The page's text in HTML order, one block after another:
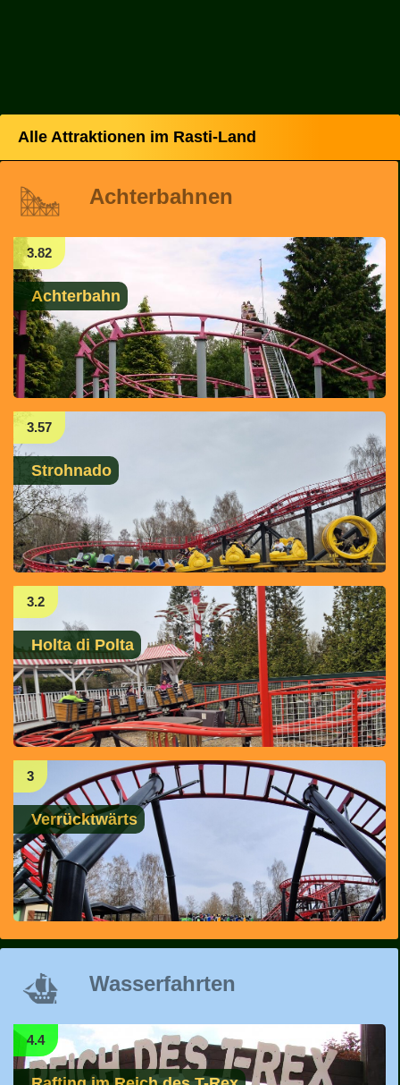
Alle Attraktionen im Rasti-Land
Achterbahnen
3.82
Achterbahn
3.57
Strohnado
3.2
Holta di Polta
3
Verrücktwärts
Wasserfahrten
4.4